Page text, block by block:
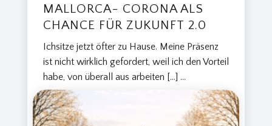
MALLORCA- CORONA ALS
CHANCE FÜR ZUKUNFT 2.0
Ichsitze jetzt öfter zu Hause. Meine Präsenz
ist nicht wirklich gefordert, weil ich den Vorteil
habe, von überall aus arbeiten […] ...